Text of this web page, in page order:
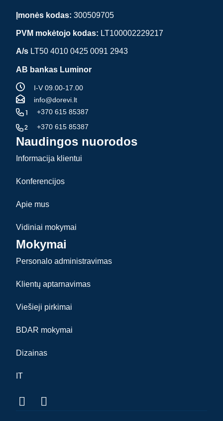
Įmonės kodas: 300509705
PVM mokėtojo kodas: LT100002229217
A/s LT50 4010 0425 0091 2943
AB bankas Luminor
I-V 09.00-17.00
+370 615 85387
info@dorevi.lt
+370 615 85387
Naudingos nuorodos
Informacija klientui
Konferencijos
Apie mus
Vidiniai mokymai
Mokymai
Personalo administravimas
Klientų aptarnavimas
Viešieji pirkimai
BDAR mokymai
Dizainas
IT